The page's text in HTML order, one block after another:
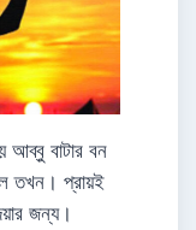
আব্বু বাটার বন
তখন। প্রায়ই
জন্য।